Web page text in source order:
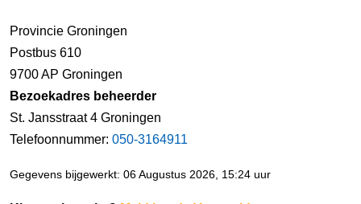
Provincie Groningen
Postbus 610
9700 AP Groningen
Bezoekadres beheerder
St. Jansstraat 4 Groningen
Telefoonnummer: 050-3164911
Gegevens bijgewerkt: 06 Augustus 2026, 15:24 uur